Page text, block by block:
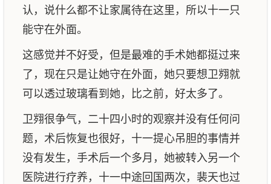
认，说什么都不让家属待在这里，所以十一只
能守在外面。
这感觉并不好受，但是最难的手术她都挺过来
了，现在只是让她守在外面，她只要想卫翙就
可以透过玻璃看到她，比之前，好太多了。
卫翙很争气，二十四小时的观察并没有任何问
题，术后恢复也很好，十一提心吊胆的事情并
没有发生，手术后一个多月，她被转入另一个
医院进行疗养，十一中途回国两次，裴天也过